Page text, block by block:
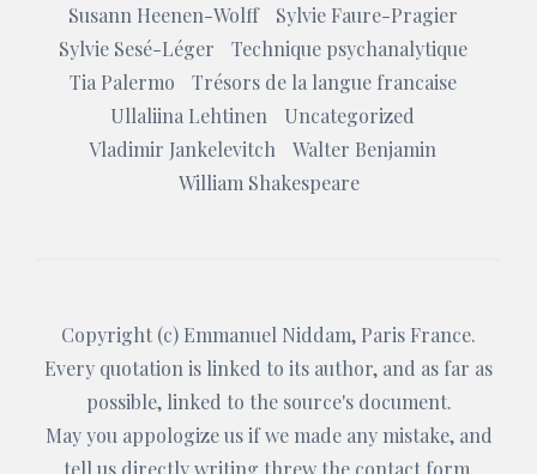
Susann Heenen-Wolff
Sylvie Faure-Pragier
Sylvie Sesé-Léger
Technique psychanalytique
Tia Palermo
Trésors de la langue francaise
Ullaliina Lehtinen
Uncategorized
Vladimir Jankelevitch
Walter Benjamin
William Shakespeare
Copyright (c) Emmanuel Niddam, Paris France.
Every quotation is linked to its author, and as far as
possible, linked to the source's document.
May you appologize us if we made any mistake, and
tell us directly writing threw the contact form.